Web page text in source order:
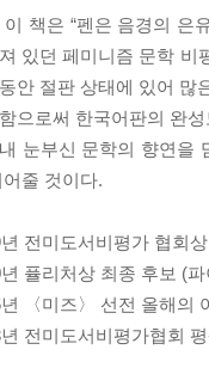
이 책은 “펜은 음경의 은
있던 페미니즘 문학 비
안 절판 상태에 있어 많
으로써 한국어판의 완
눈부신 문학의 향연을
어줄 것이다.
전미도서비평가 협회
퓰리처상 최종 후보 (
〈미즈〉 선전 올해의
전미도서비평가협회